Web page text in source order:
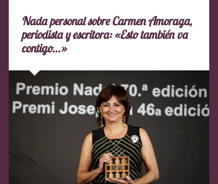
Nada personal sobre Carmen Amoraga,
periodista y escritora: «Esto también va
contigo…»